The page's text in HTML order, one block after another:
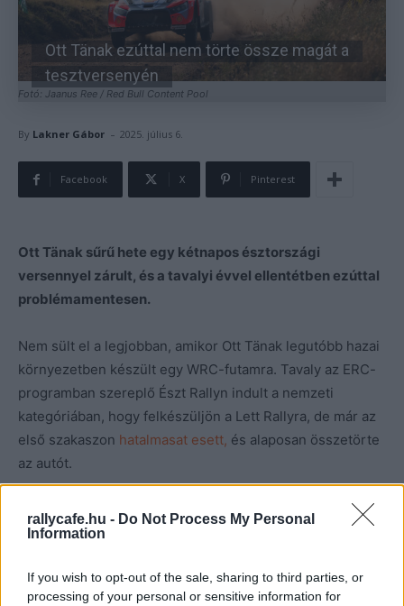
rallycafe.hu - Do Not Process My Personal
Information
If you wish to opt-out of the sale, sharing to third parties, or
processing of your personal or sensitive information for
Fotó: Jaanus Ree / Red Bull Content Pool
Ott Tänak ezúttal nem törte össze magát a
tesztversenyén
By Lakner Gábor - 2025. július 6.
Facebook X Pinterest
Ott Tänak sűrű hete egy kétnapos észtországi
versennyel zárult, és a tavalyi évvel ellentétben ezúttal
problémamentesen.
Nem sült el a legjobban, amikor Ott Tänak legutóbb hazai
környezetben készült egy WRC-futamra. Tavaly az ERC-
programban szereplő Észt Rallyn indult a nemzeti
kategóriában, hogy felkészüljön a Lett Rallyra, de már az
első szakaszon hatalmasat esett, és alaposan összetörte
az autót.